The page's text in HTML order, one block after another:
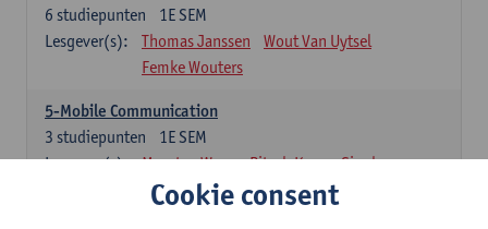
1E SEM
6 studiepunten
Lesgever(s):
Thomas Janssen
Wout Van Uytsel
Femke Wouters
5-Mobile Communication
1E SEM
3 studiepunten
Lesgever(s):
Maarten Weyn Ritesh Kumar Singh
5-Telecommunication 2Cookie consent